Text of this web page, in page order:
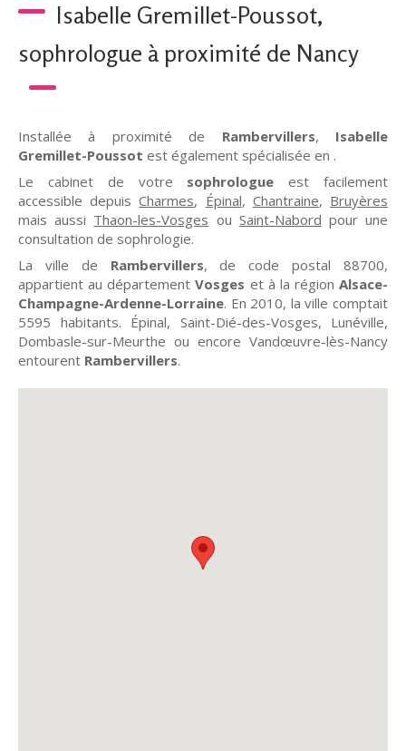
Isabelle Gremillet-Poussot,
sophrologue à proximité de Nancy
Installée à proximité de Rambervillers, Isabelle
Gremillet-Poussot est également spécialisée en .
Le cabinet de votre sophrologue est facilement
accessible depuisCharmes, Épinal, Chantraine, Bruyères
mais aussi Thaon-les-Vosges ou Saint-Nabord pour une
consultation de sophrologie.
La ville de Rambervillers, de code postal 88700,
appartient au départementVosges et à la région Alsace-
Champagne-Ardenne-Lorraine. En 2010, la ville comptait
5595 habitants. Épinal, Saint-Dié-des-Vosges, Lunéville,
Dombasle-sur-Meurthe ou encore Vandœuvre-lès-Nancy
entourent Rambervillers.